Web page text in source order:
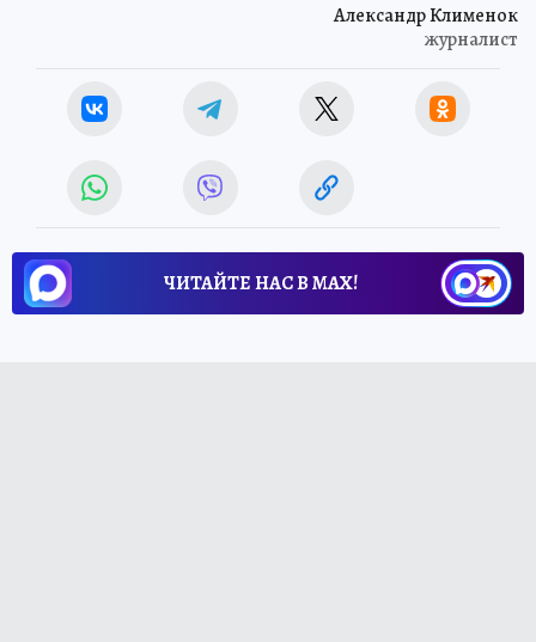
Александр Клименок
журналист
ЧИТАЙТЕ НАС В МАХ!